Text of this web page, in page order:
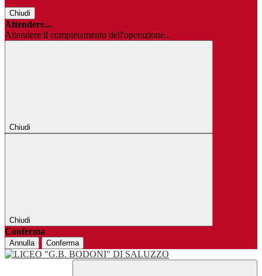
Chiudi
Attendere...
Attendere il completamento dell'operazione...
Chiudi
Chiudi
Conferma
Annulla Conferma